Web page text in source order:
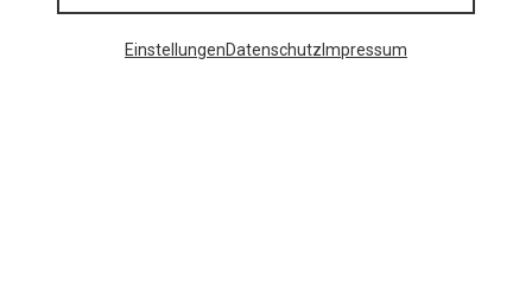
EinstellungenDatenschutz Impressum